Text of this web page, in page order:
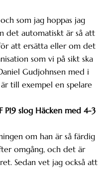
som jag hoppas jag
det automatiskt är så att
att ersätta eller om det
som vi på sikt ska
Gudjohnsen med i
till exempel en spelare
slog Häcken med 4-3
om han är så färdig
omgång, och det är
Sedan vet jag också att